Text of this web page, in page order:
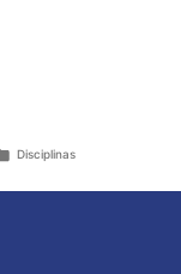
Disciplinas